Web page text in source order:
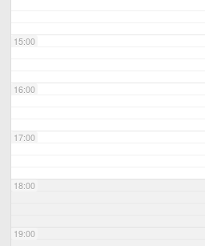
15:00
16:00
17:00
18:00
19:00